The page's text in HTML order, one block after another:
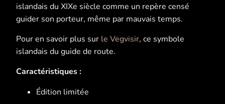
islandais du XIXe siècle comme un repère censé
guider son porteur, même par mauvais temps.
Pour en savoir plus sur le Vegvisir, ce symbole
islandais du guide de route.
Caractéristiques :
Édition limitée